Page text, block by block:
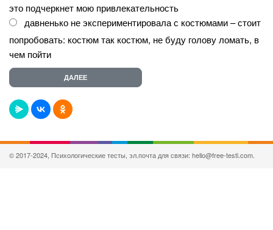
это подчеркнет мою привлекательность
давненько не экспериментировала с костюмами – стоит
попробовать: костюм так костюм, не буду голову ломать, в
чем пойти
© 2017-2024, Психологические тесты, эл.почта для связи: hello@free-testi.com.